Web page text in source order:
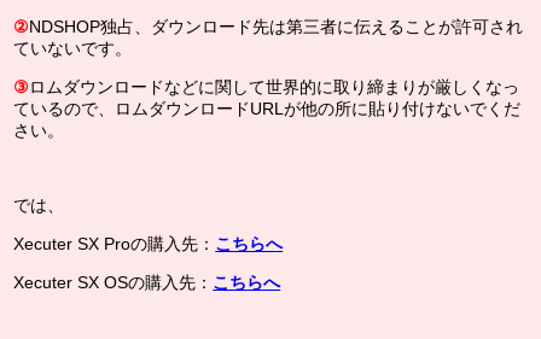
②NDSHOP独占、ダウンロード先は第三者に伝えることが許可され
ていないです。
③ロムダウンロードなどに関して世界的に取り締まりが厳しくなっ
ているので、ロムダウンロードURLが他の所に貼り付けないでくだ
さい。
では、
Xecuter SX Proの購入先： こちらへ
Xecuter SX OSの購入先： こちらへ